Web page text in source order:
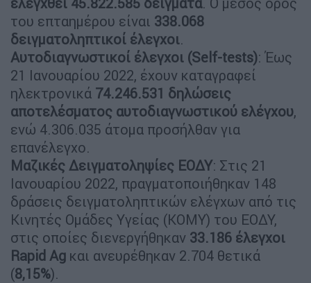
του επταημέρου είναι 338.068
δειγματοληπτικοί έλεγχοι.
Αυτοδιαγνωστικοί έλεγχοι (Self-tests): Έως
21 Ιανουαρίου 2022, έχουν καταγραφεί
ηλεκτρονικά 74.246.531 δηλώσεις
αποτελέσματος αυτοδιαγνωστικού ελέγχου,
ενώ 4.306.035 άτομα προσήλθαν για
επανέλεγχο.
Mαζικές Δειγματοληψίες ΕΟΔΥ: Στις 21
Ιανουαρίου 2022, πραγματοποιήθηκαν 148
δράσεις δειγματοληπτικών ελέγχων από τις
Κινητές Ομάδες Υγείας (ΚΟΜΥ) του ΕΟΔΥ,
στις οποίες διενεργήθηκαν 33.186 έλεγχοι
Rapid Ag και ανευρέθηκαν 2.704 θετικά
(8,15%).